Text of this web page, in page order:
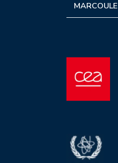
MARCOULE